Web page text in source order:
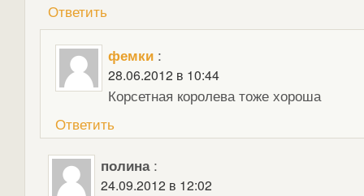
Ответить
фемки :
28.06.2012 в 10:44
Корсетная королева тоже хороша
Ответить
полина :
24.09.2012 в 12:02